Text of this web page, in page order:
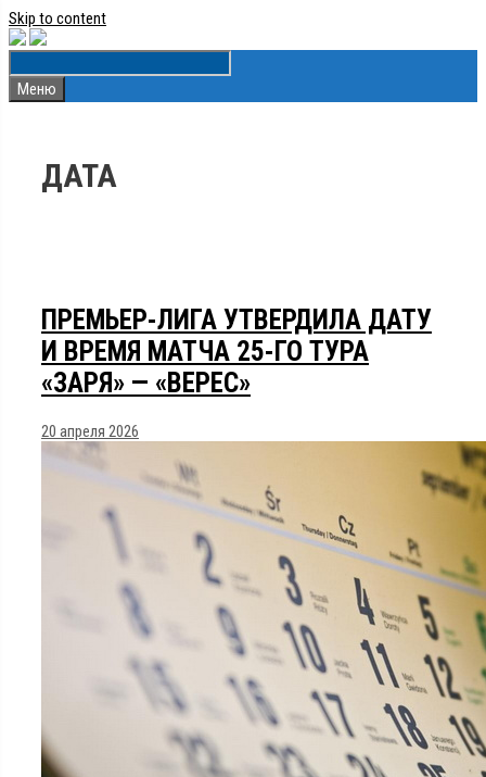
Skip to content
Меню
ДАТА
ПРЕМЬЕР-ЛИГА УТВЕРДИЛА ДАТУ
И ВРЕМЯ МАТЧА 25-ГО ТУРА
«ЗАРЯ» — «ВЕРЕС»
20 апреля 2026